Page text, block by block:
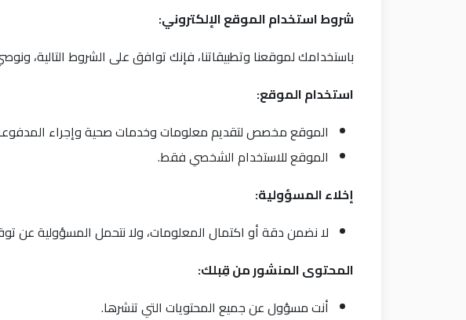
شروط استخدام الموقع الإلكتروني:
باستخدامك لموقعنا وتطبيقاتنا، فإنك توافق على الشروط التالية،
استخدام الموقع:
الموقع مخصص لتقديم معلومات وخدمات صحية وإجراء
الموقع للاستخدام الشخصي فقط.
إخلاء المسؤولية:
لا نضمن دقة أو اكتمال المعلومات، ولا نتحمل المسؤولية عن
المحتوى المنشور من قِبلك:
أنت مسؤول عن جميع المحتويات التي تنشرها.